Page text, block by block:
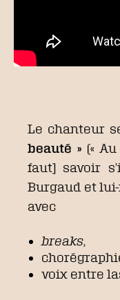
Le chanteur
beauté »(« Au
faut] savoir
Burgaud et
avec
breaks
voix entre